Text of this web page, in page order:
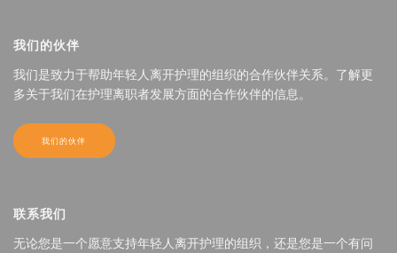
我们的伙伴
我们是致力于帮助年轻人离开护理的组织的合作伙伴关系。了解更
多关于我们在护理离职者发展方面的合作伙伴的信息。
我们的伙伴
联系我们
无论您是一个愿意支持年轻人离开护理的组织，还是您是一个有问